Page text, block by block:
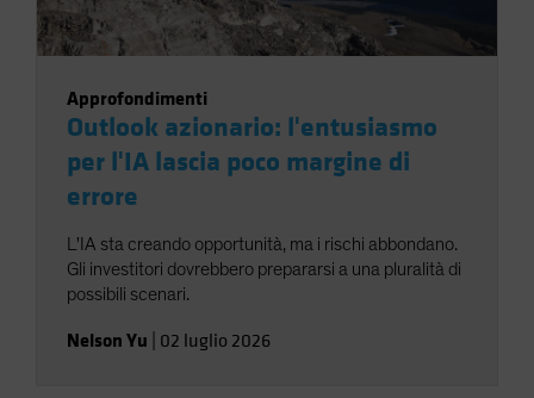
Approfondimenti
Outlook azionario: l'entusiasmo
per l'IA lascia poco margine di
errore
L'IA sta creando opportunità, ma i rischi abbondano.
Gli investitori dovrebbero prepararsi a una pluralità di
possibili scenari.
Nelson Yu 02 luglio 2026